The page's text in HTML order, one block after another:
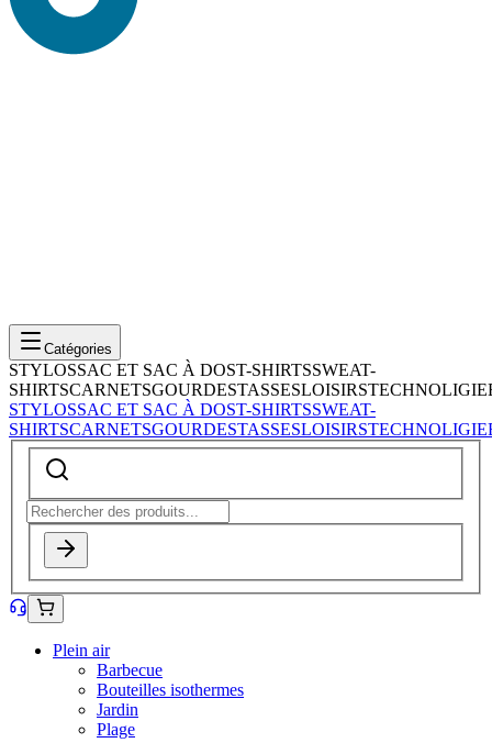
Catégories
STYLOSSAC ET SAC À DOST-SHIRTSSWEAT-
SHIRTSCARNETSGOURDESTASSESLOISIRSTECHNOLIGIE
STYLOSSAC ET SAC À DOST-SHIRTSSWEAT-
SHIRTSCARNETSGOURDESTASSESLOISIRSTECHNOLIGIE
Plein air
Barbecue
Bouteilles isothermes
Jardin
Plage